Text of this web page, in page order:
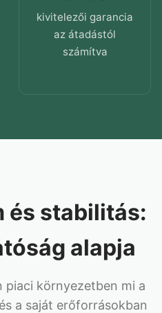
kivitelezői garancia
az átadástól
számítva
és stabilitás:
alapja
piaci környezetben mi a
a saját erőforrásokban